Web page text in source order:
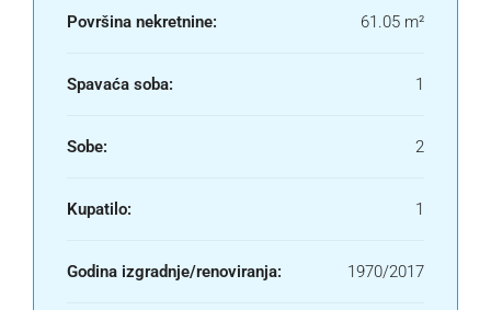
Površina nekretnine: 61.05 m²
Spavaća soba: 1
Sobe: 2
Kupatilo: 1
Godina izgradnje/renoviranja: 1970/2017